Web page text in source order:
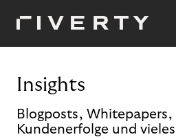
Insights
Blogposts, Whitepapers,
Kundenerfolge und